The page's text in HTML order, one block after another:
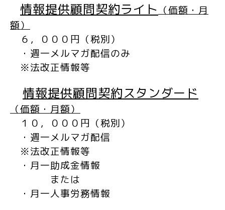
情報提供顧問契約ライト （価額・月
額）
６，０００円（税別）
・週一メルマガ配信のみ
※法改正情報等
情報提供顧問契約スタンダード
（価額・月額）
１０，０００円（税別）
・週一メルマガ配信
※法改正情報等
・月一助成金情報
または
・月一人事労務情報